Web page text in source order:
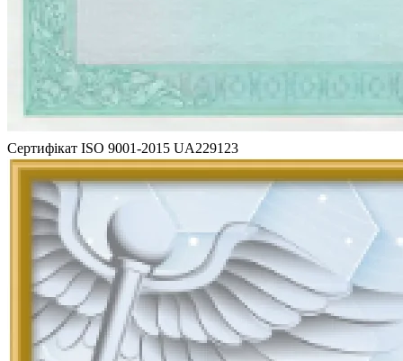
Сертифікат ISO 9001-2015 UA229123